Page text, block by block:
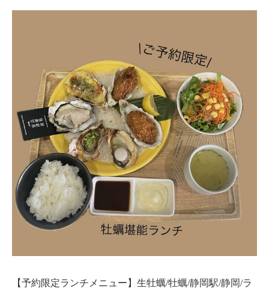
【予約限定ランチメニュー】生牡蠣/牡蠣/静岡駅/静岡/ラ